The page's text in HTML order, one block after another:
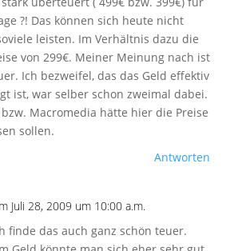
?! Das können sich heute nicht
leisten. Im Verhältnis dazu die
von 299€. Meiner Meinung nach ist
Ich bezweifel, das das Geld effektiv
ist, war selber schon zweimal dabei.
Macromedia hätte hier die Preise
sollen.
Antworten
Juli 28, 2009 um 10:00 a.m.
finde das auch ganz schön teuer.